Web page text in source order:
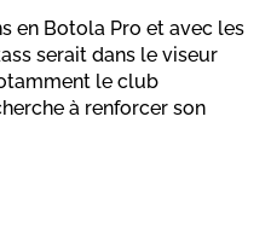
en Botola Pro et avec les
serait dans le viseur
le club
à renforcer son